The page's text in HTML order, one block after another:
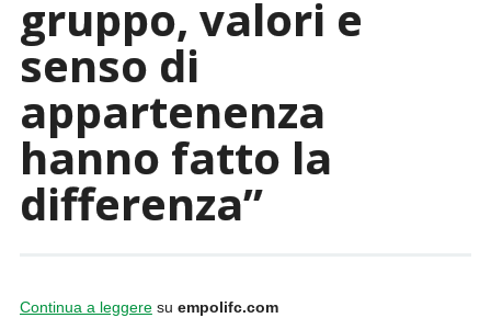
gruppo, valori e
senso di
appartenenza
hanno fatto la
differenza”
Continua a leggeresu empolifc.com